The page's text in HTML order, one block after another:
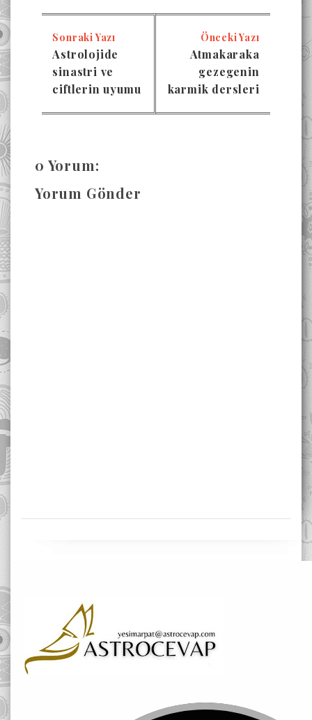
Sonraki Yazı
Astrolojide
sinastri ve
ciftlerin uyumu
Önceki Yazı
Atmakaraka
gezegenin
karmik dersleri
0 Yorum:
Yorum Gönder